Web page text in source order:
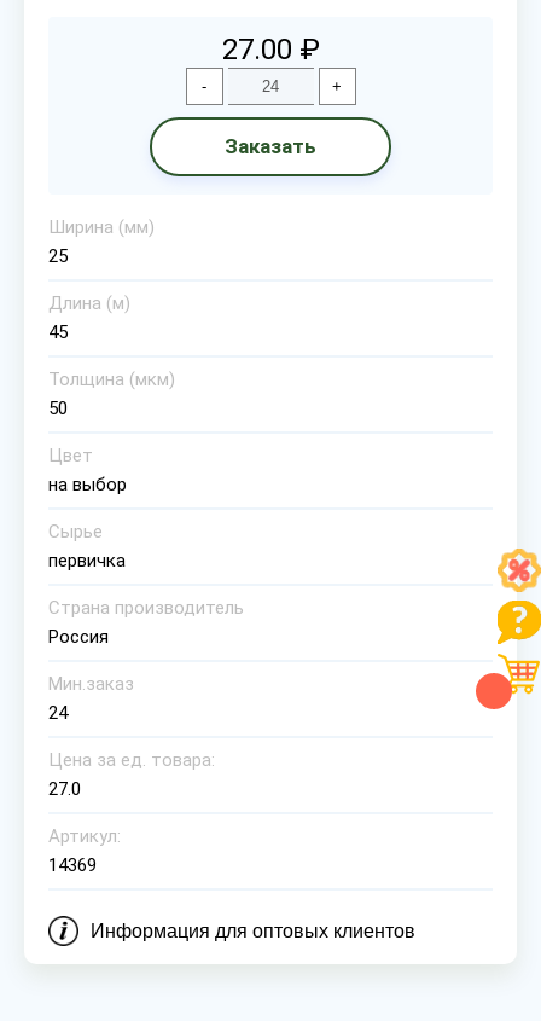
27.00 ₽
- +
Заказать
Ширина (мм)
25
Длина (м)
45
Толщина (мкм)
50
Цвет
на выбор
Сырье
первичка
Страна производитель
Россия
Мин.заказ
24
Цена за ед. товара:
27.0
Артикул:
14369
Информация для оптовых клиентов